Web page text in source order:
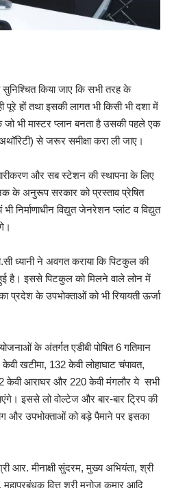
किया जाए कि सभी तरह के
पूरे हों तथा इसकी लागत भी किसी भी दशा में
जो भी मास्टर प्लान बनता है उसकी पहले एक
से जरूर समीक्षा करा ली जाए।
और सब स्टेशन की स्थापना के लिए
के अनुरूप सरकार को प्रस्ताव प्रेषित
निर्माणाधीन विद्युत जेनरेशन प्लांट व विद्युत
ध्यानी ने अवगत कराया कि पिटकुल की
है। इससे पिटकुल को मिलने वाले लोन में
प्रदेश के उपभोक्ताओं को भी रियायती ऊर्जा
के अंतर्गत एडीबी पोषित 6 गतिमान
खटीमा, 132 केवी लोहाघाट चंपावत,
केवी आराघर और 220 केवी मंगलौर ये सभी
इससे लो वोल्टेज और बार-बार ट्रिप की
और उपभोक्ताओं को बड़े पैमाने पर इसका
आर. मीनाक्षी सुंदरम, मुख्य अभियंता, श्री
वित्त श्री मनोज कुमार आदि